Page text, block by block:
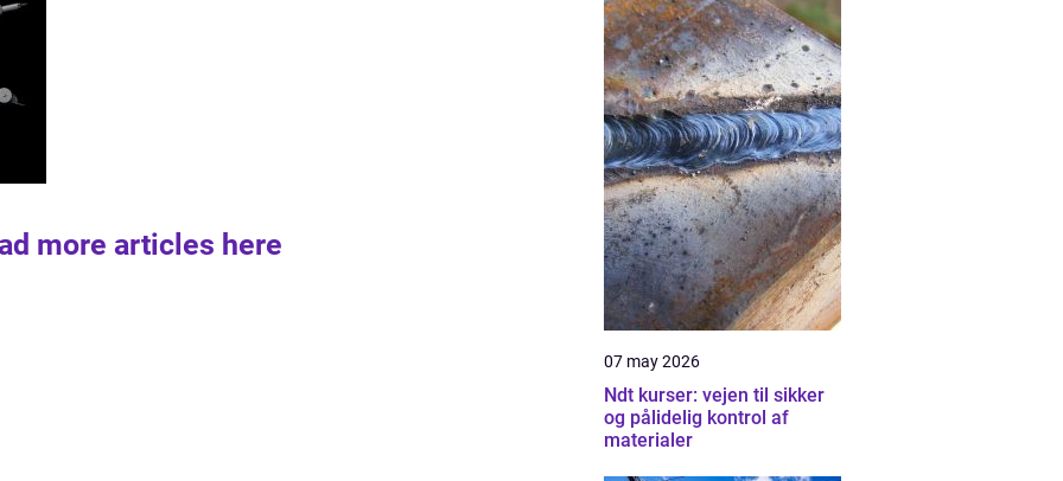
more articles here
07 may 2026
Ndt kurser: vejen til sikker
og pålidelig kontrol af
materialer